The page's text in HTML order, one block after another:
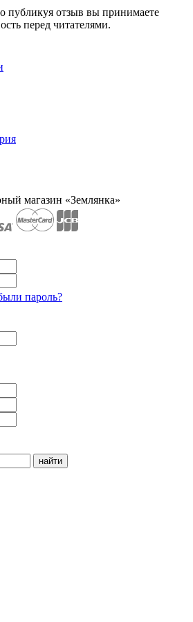
публикуя отзыв вы принимаете
перед читателями.
магазин «Землянка»
пароль?
найти